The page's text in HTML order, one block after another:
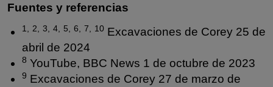
Fuentes y referencias
1, 2, 3, 4, 5, 6, 7, 10 Excavaciones de Corey 25 de
abril de 2024
8 YouTube, BBC News 1 de octubre de 2023
9 Excavaciones de Corey 27 de marzo de